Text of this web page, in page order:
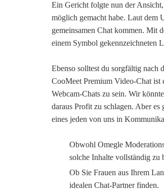
Ein Gericht folgte nun der
möglich gemacht habe. Laut dem
gemeinsamen Chat kommen. Mit
einem Symbol gekennzeichneten
Ebenso solltest du sorgfältig
CooMeet Premium Video-Chat ist
Webcam-Chats zu sein. Wir
daraus Profit zu schlagen. Aber es
eines jeden von uns in
Obwohl Omegle
solche Inhalte vollständig zu
Ob Sie Frauen aus Ihrem
idealen Chat-Partner finden.